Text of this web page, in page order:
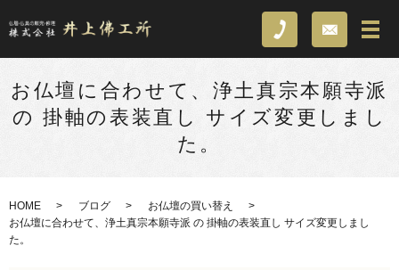
お仏壇に合わせて、浄土真宗本願寺派
の 掛軸の表装直し サイズ変更しまし
た。
HOME ブログ
お仏壇の買い替え
お仏壇に合わせて、浄土真宗本願寺派 の 掛軸の表装直し サイズ変更しまし
た。